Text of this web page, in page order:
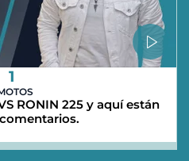
1
RONIN 225 y aquí están